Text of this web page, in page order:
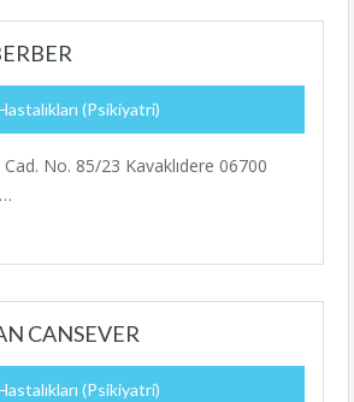
(Psikiyatri)
No. 85/23 Kavaklıdere 06700
CANSEVER
(Psikiyatri)